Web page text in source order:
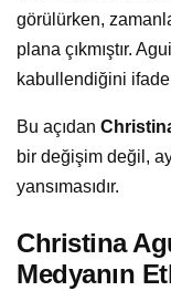
görülürken,
plana çıkmıştır.
kabullendiğini
Bu açıdan
bir değişim değil,
yansımasıdır.
Christina
Medyanın